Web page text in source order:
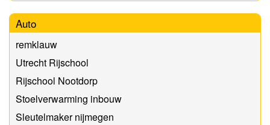
Auto
remklauw
Utrecht Rijschool
Rijschool Nootdorp
Stoelverwarming inbouw
Sleutelmaker nijmegen